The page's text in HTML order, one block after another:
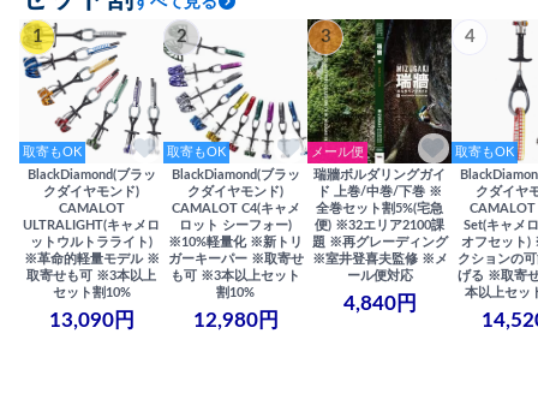
1
取寄もOK
BlackDiamond(ブラッ
クダイヤモンド)
CAMALOT
ULTRALIGHT(キャメロ
ットウルトラライト)
※革命的軽量モデル ※
取寄せも可 ※3本以上
セット割10%
13,090円
2
取寄もOK
BlackDiamond(ブラッ
クダイヤモンド)
CAMALOT C4(キャメ
ロット シーフォー)
※10%軽量化 ※新トリ
ガーキーパー ※取寄せ
も可 ※3本以上セット
割10%
12,980円
3
メール便
瑞牆ボルダリングガイ
ド 上巻/中巻/下巻 ※
全巻セット割5%(宅急
便) ※32エリア2100課
題 ※再グレーディング
※室井登喜夫監修 ※メ
ール便対応
4,840円
4
取寄もOK
クダイヤ
Set(キャメ
オフセット)
クションの
げる ※取寄
本以上セッ